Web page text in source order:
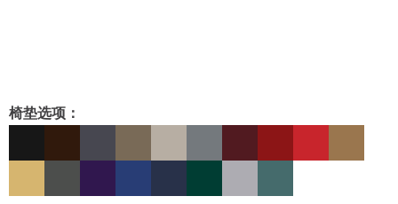
椅垫选项：